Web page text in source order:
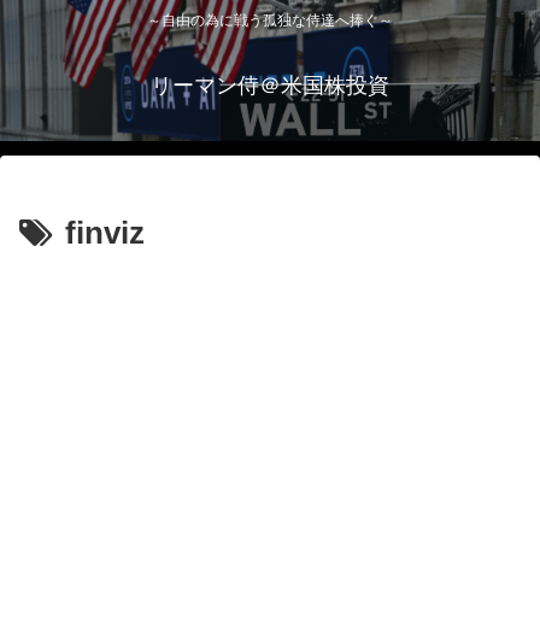
～自由の為に戦う孤独な侍達へ捧ぐ～
リーマン侍＠米国株投資
finviz